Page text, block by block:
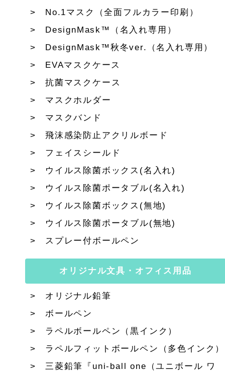
No.1マスク（全面フルカラー印刷）
DesignMask™（名入れ専用）
DesignMask™秋冬ver.（名入れ専用）
EVAマスクケース
抗菌マスクケース
マスクホルダー
マスクバンド
飛沫感染防止アクリルボード
フェイスシールド
ウイルス除菌ボックス(名入れ)
ウイルス除菌ポータブル(名入れ)
ウイルス除菌ボックス(無地)
ウイルス除菌ポータブル(無地)
スプレー付ボールペン
オリジナル文具・オフィス用品
オリジナル鉛筆
ボールペン
ラペルボールペン（黒インク）
ラペルフィットボールペン（多色インク）
三菱鉛筆『uni-ball one（ユニボール ワ